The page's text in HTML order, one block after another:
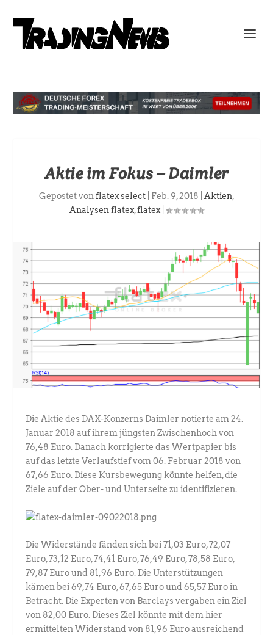
Aktie im Fokus – Daimler
Gepostet vonflatex select| Feb. 9, 2018 Aktien,
Analysen flatex,flatex
Die Aktie des DAX-Konzerns Daimler notierte am 24.
Januar 2018 auf ihrem jüngsten Zwischenhoch von
76,48 Euro. Danach korrigierte das Wertpapier bis
auf das letzte Verlaufstief vom 06. Februar 2018 von
67,66 Euro. Diese Kursbewegung könnte helfen, die
Ziele auf der Ober- und Unterseite zu identifizieren.
Die Widerstände fänden sich bei 71,03 Euro, 72,07
Euro, 73,12 Euro, 74,41 Euro, 76,49 Euro, 78,58 Euro,
79,87 Euro und 81,96 Euro. Die Unterstützungen
kämen bei 69,74 Euro, 67,65 Euro und 65,57 Euro in
Betracht. Die Experten von Barclays vergaben ein Ziel
von 82,00 Euro. Dieses Ziel könnte mit dem hier
ermittelten Widerstand von 81,96 Euro ausreichend